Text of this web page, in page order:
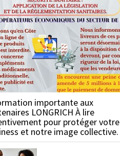
importante aux
LONGRICH À lire
pour protéger votre
et notre image collective.